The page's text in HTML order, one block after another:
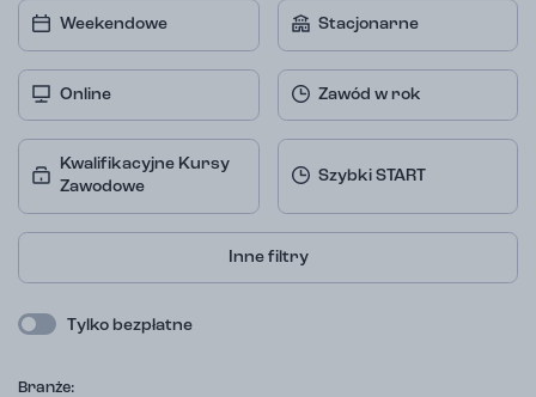
Weekendowe Stacjonarne
Online Zawód w rok
Kwalifikacyjne Kursy
Zawodowe
Szybki START
Inne filtry
Tylko bezpłatne
Branże: